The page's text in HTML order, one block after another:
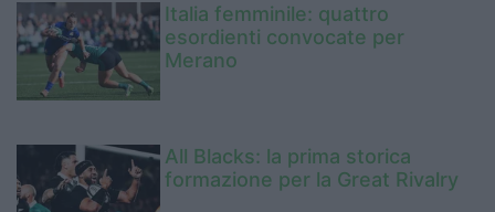
Italia femminile: quattro
esordienti convocate per
Merano
All Blacks: la prima storica
formazione per la Great Rivalry